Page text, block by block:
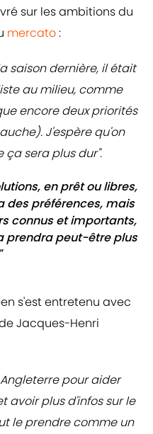
sur les ambitions du
mercato:
saison dernière, il était
au milieu, comme
encore deux priorités
J'espère qu'on
ça sera plus dur".
en prêt ou libres,
des préférences, mais
connus et importants,
prendra peut-être plus
s'est entretenu avec
Jacques-Henri
pour aider
avoir plus d'infos sur le
le prendre comme un